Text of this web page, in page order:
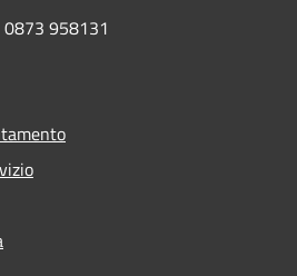
0873 958131